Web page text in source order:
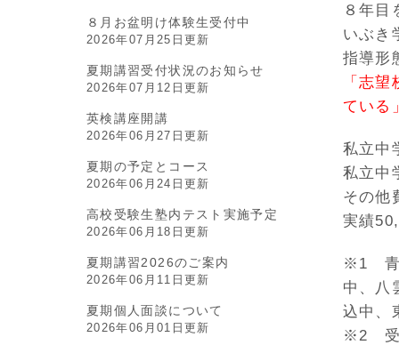
８年目
いぶき
指導形
「志
ている
私立中
私立中
その他
実績
※1 青
中、八
込中、
※2 受
８月お盆明け体験生受付中
2026年07月25日更新
夏期講習受付状況のお知らせ
2026年07月12日更新
英検講座開講
2026年06月27日更新
夏期の予定とコース
2026年06月24日更新
高校受験生塾内テスト実施予定
2026年06月18日更新
夏期講習2026のご案内
2026年06月11日更新
夏期個人面談について
2026年06月01日更新